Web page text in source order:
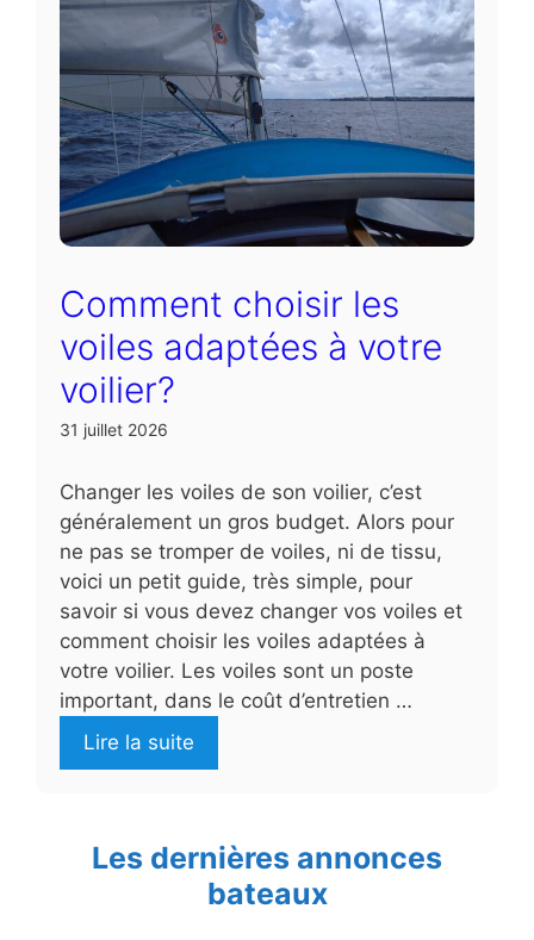
Comment choisir les
voiles adaptées à votre
voilier?
31 juillet 2026
Changer les voiles de son voilier, c’est
généralement un gros budget. Alors pour
ne pas se tromper de voiles, ni de tissu,
voici un petit guide, très simple, pour
savoir si vous devez changer vos voiles et
comment choisir les voiles adaptées à
votre voilier. Les voiles sont un poste
important, dans le coût d’entretien …
Lire la suite
Les dernières annonces
bateaux